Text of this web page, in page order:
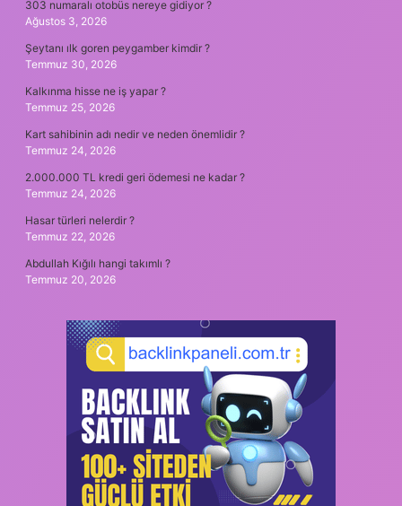
303 numaralı otobüs nereye gidiyor ?
Ağustos 3, 2026
Şeytanı ılk goren peygamber kimdir ?
Temmuz 30, 2026
Kalkınma hisse ne iş yapar ?
Temmuz 25, 2026
Kart sahibinin adı nedir ve neden önemlidir ?
Temmuz 24, 2026
2.000.000 TL kredi geri ödemesi ne kadar ?
Temmuz 24, 2026
Hasar türleri nelerdir ?
Temmuz 22, 2026
Abdullah Kığılı hangi takımlı ?
Temmuz 20, 2026